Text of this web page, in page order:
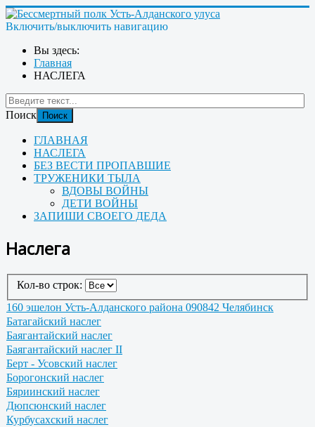
Включить/выключить навигацию
Вы здесь:
Главная
НАСЛЕГА
Поиск Поиск
ГЛАВНАЯ
НАСЛЕГА
БЕЗ ВЕСТИ ПРОПАВШИЕ
ТРУЖЕНИКИ ТЫЛА
ВДОВЫ ВОЙНЫ
ДЕТИ ВОЙНЫ
ЗАПИШИ СВОЕГО ДЕДА
Наслега
Кол-во строк:
160 эшелон Усть-Алданского района 090842 Челябинск
Батагайский наслег
Баягантайский наслег
Баягантайский наслег II
Берт - Усовский наслег
Борогонский наслег
Бяриинский наслег
Дюпсюнский наслег
Курбусахский наслег